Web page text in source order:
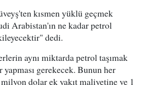
kısmen yüklü geçmek
Arabistan'ın ne kadar petrol
dedi.
aynı miktarda petrol taşımak
gerekecek. Bunun her
dolar ek yakıt maliyetine ve 1